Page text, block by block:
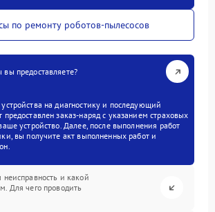
по ремонту роботов-пылесосов
предоставляете?
на диагностику и последующий
предоставлен заказ-наряд с указанием страховых
устройство. Далее, после выполнения работ
вы получите акт выполненных работ и
и какой
Для чего проводить